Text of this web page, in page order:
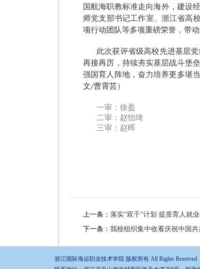
国航海职教标准走向海外，建设
师党支部书记工作室、浙江省高
项行动团队等多项重磅荣誉，带
此次获评省级高校先进基层
再接再厉，持续夯实基层战斗堡
强国育人阵地，奋力培养更多堪
文/曹霄芸）
一审：徐盈
二审：赵怡琦
三审：赵晖
上一条： 落实“双千”计划 提质育人就
下一条： 我校组织集中收看庆祝中国
浙江国际海运职业技术学院 版权所有 All Rights Reserved